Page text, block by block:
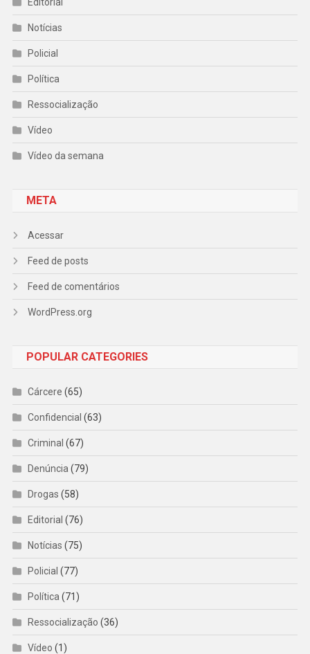
Notícias
Policial
Política
Ressocialização
Vídeo
Vídeo da semana
META
Acessar
Feed de posts
Feed de comentários
WordPress.org
POPULAR CATEGORIES
Cárcere (65)
Confidencial (63)
Criminal (67)
Denúncia (79)
Drogas (58)
Editorial (76)
Notícias (75)
Policial (77)
Política (71)
Ressocialização (36)
Vídeo (1)